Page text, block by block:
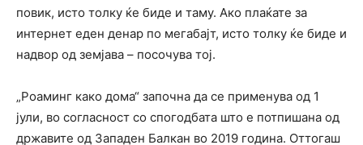
повик, исто толку ќе биде и таму. Ако плаќате за
интернет еден денар по мегабајт, исто толку ќе биде и
надвор од земјава – посочува тој.
„Роаминг како дома“ започна да се применува од 1
јули, во согласност со спогодбата што е потпишана од
државите од Западен Балкан во 2019 година. Оттогаш